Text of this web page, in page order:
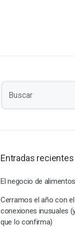
Entradas recientes
El negocio de
Cerramos el año con
conexiones inusuales
que lo confirma)